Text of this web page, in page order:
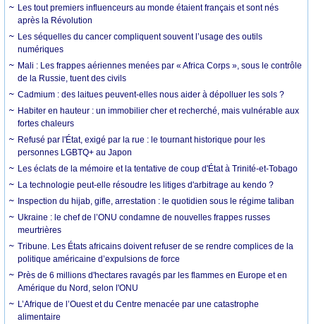
Les tout premiers influenceurs au monde étaient français et sont nés
après la Révolution
Les séquelles du cancer compliquent souvent l’usage des outils
numériques
Mali : Les frappes aériennes menées par « Africa Corps », sous le contrôle
de la Russie, tuent des civils
Cadmium : des laitues peuvent-elles nous aider à dépolluer les sols ?
Habiter en hauteur : un immobilier cher et recherché, mais vulnérable aux
fortes chaleurs
Refusé par l'État, exigé par la rue : le tournant historique pour les
personnes LGBTQ+ au Japon
Les éclats de la mémoire et la tentative de coup d'État à Trinité-et-Tobago
La technologie peut-elle résoudre les litiges d'arbitrage au kendo ?
Inspection du hijab, gifle, arrestation : le quotidien sous le régime taliban
Ukraine : le chef de l’ONU condamne de nouvelles frappes russes
meurtrières
Tribune. Les États africains doivent refuser de se rendre complices de la
politique américaine d’expulsions de force
Près de 6 millions d'hectares ravagés par les flammes en Europe et en
Amérique du Nord, selon l'ONU
L’Afrique de l’Ouest et du Centre menacée par une catastrophe
alimentaire